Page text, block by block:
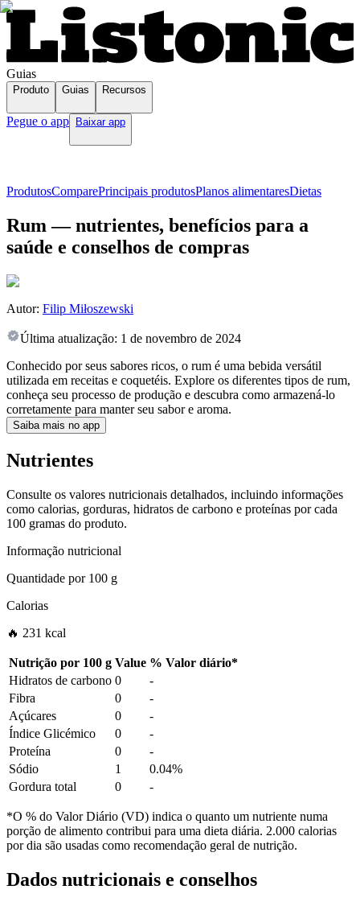
Guias
Produto Guias Recursos
Pegue o app Baixar app
ProdutosComparePrincipais produtosPlanos alimentaresDietas
Rum — nutrientes, benefícios para a
saúde e conselhos de compras
Autor: Filip Miłoszewski
Última atualização: 1 de novembro de 2024
Conhecido por seus sabores ricos, o rum é uma bebida versátil
utilizada em receitas e coquetéis. Explore os diferentes tipos de rum,
conheça seu processo de produção e descubra como armazená-lo
corretamente para manter seu sabor e aroma.
Saiba mais no app
Nutrientes
Consulte os valores nutricionais detalhados, incluindo informações
como calorias, gorduras, hidratos de carbono e proteínas por cada
100 gramas do produto.
Informação nutricional
Quantidade por100 g
Calorias
🔥 231 kcal
Nutrição por 100 g Value % Valor diário*
Hidratos de carbono 0
-
Fibra
0
-
Açúcares
0
-
Índice Glicémico
0
-
Proteína
0
-
Sódio
1
0.04%
Gordura total
0 -
*O % do Valor Diário (VD) indica o quanto um nutriente numa
porção de alimento contribui para uma dieta diária. 2.000 calorias
por dia são usadas como recomendação geral de nutrição.
Dados nutricionais e conselhos